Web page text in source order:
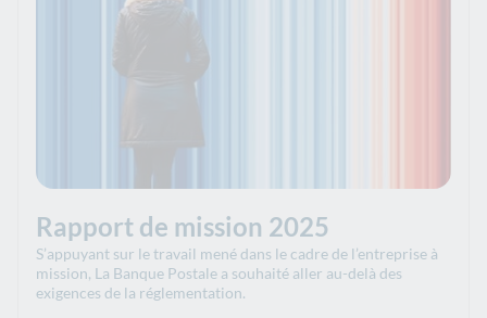
Rapport de mission 2025
S’appuyant sur le travail mené dans le cadre de l’entreprise à
mission, La Banque Postale a souhaité aller au-delà des
exigences de la réglementation.